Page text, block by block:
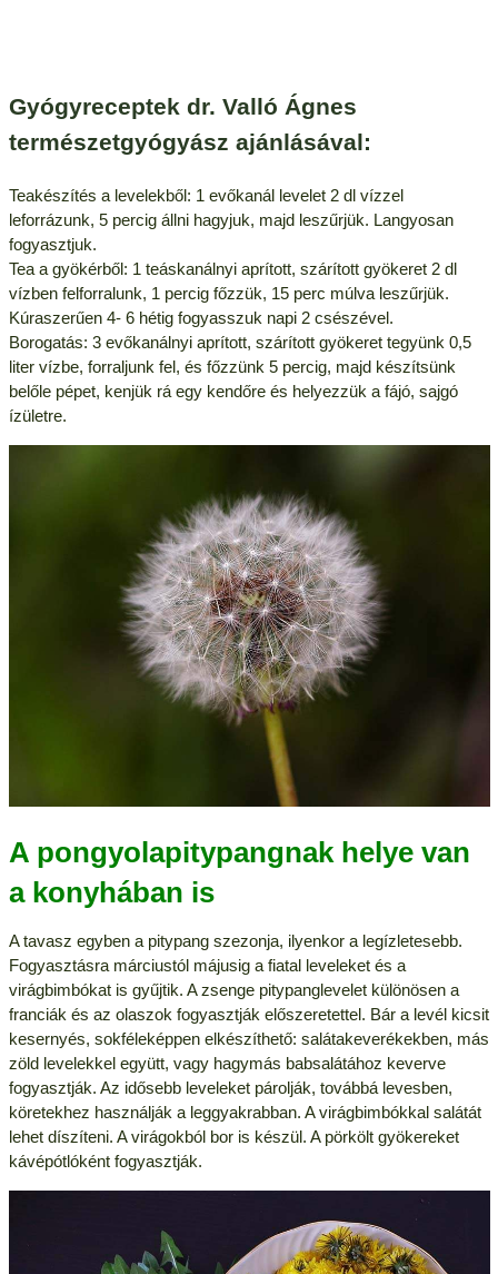
Gyógyreceptek dr. Valló Ágnes
természetgyógyász ajánlásával:
Teakészítés a levelekből: 1 evőkanál levelet 2 dl vízzel
leforrázunk, 5 percig állni hagyjuk, majd leszűrjük. Langyosan
fogyasztjuk.
Tea a gyökérből: 1 teáskanálnyi aprított, szárított gyökeret 2 dl
vízben felforralunk, 1 percig főzzük, 15 perc múlva leszűrjük.
Kúraszerűen 4- 6 hétig fogyasszuk napi 2 csészével.
Borogatás: 3 evőkanálnyi aprított, szárított gyökeret tegyünk 0,5
liter vízbe, forraljunk fel, és főzzünk 5 percig, majd készítsünk
belőle pépet, kenjük rá egy kendőre és helyezzük a fájó, sajgó
ízületre.
A pongyolapitypangnak helye van
a konyhában is
A tavasz egyben a pitypang szezonja, ilyenkor a legízletesebb.
Fogyasztásra márciustól májusig a fiatal leveleket és a
virágbimbókat is gyűjtik. A zsenge pitypanglevelet különösen a
franciák és az olaszok fogyasztják előszeretettel. Bár a levél kicsit
kesernyés, sokféleképpen elkészíthető: salátakeverékekben, más
zöld levelekkel együtt, vagy hagymás babsalátához keverve
fogyasztják. Az idősebb leveleket párolják, továbbá levesben,
köretekhez használják a leggyakrabban. A virágbimbókkal salátát
lehet díszíteni. A virágokból bor is készül. A pörkölt gyökereket
kávépótlóként fogyasztják.